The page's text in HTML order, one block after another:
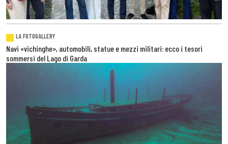
LA FOTOGALLERY
Navi «vichinghe», automobili, statue e mezzi militari: ecco i tesori
sommersi del Lago di Garda